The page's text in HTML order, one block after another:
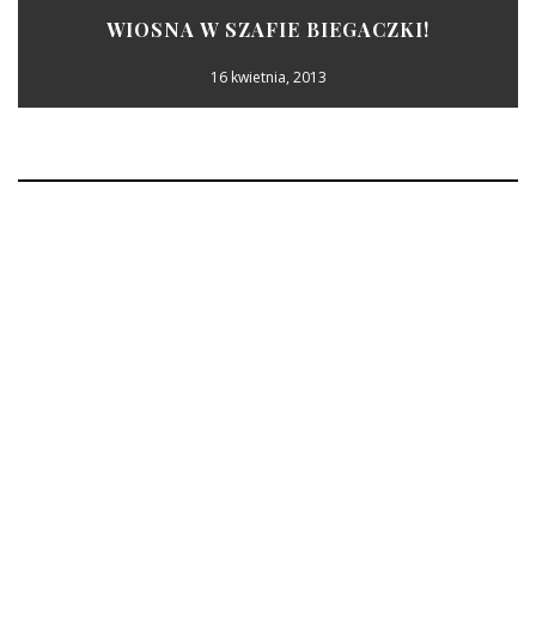
WIOSNA W SZAFIE BIEGACZKI!
16 kwietnia, 2013